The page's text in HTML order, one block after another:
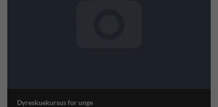
Dyreskuekursus for unge